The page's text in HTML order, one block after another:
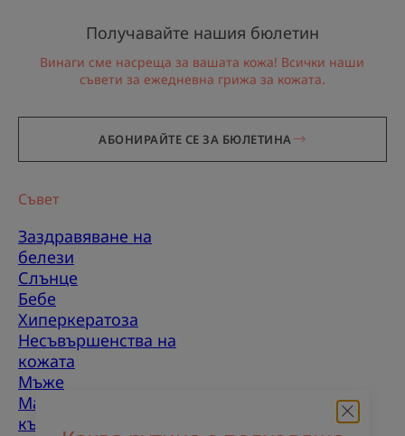
Получавайте нашия бюлетин
Винаги сме насреща за вашата кожа! Всички наши
съвети за ежедневна грижа за кожата.
АБОНИРАЙТЕ СЕ ЗА БЮЛЕТИНА
Съвет
Заздравяване на
белези
Слънце
Бебе
Хиперкератоза
Несъвършенства на
кожата
Мъже
Мазнакожа, склонна
към несъвършенства